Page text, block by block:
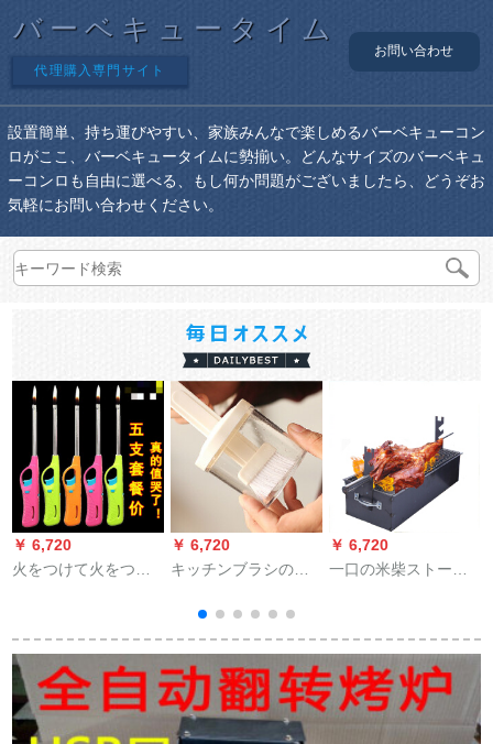
バーベキュータイム
代理購入専門サイト
お問い合わせ
設置簡単、持ち運びやすい、家族みんなで楽しめるバーベキューコン
ロがここ、バーベキュータイムに勢揃い。どんなサイズのバーベキュ
ーコンロも自由に選べる、もし何か問題がございましたら、どうぞお
気軽にお問い合わせください。
￥ 6,720
火をつけて火をつけ
にライターのろうそ
くを長くして、火を
つけます。
￥ 6,720
キッチンブラシのバ
焼餅焼き道具のソー
スを焼き、目玉焼き
の油漏れ防止用の壺
を塗る。
￥ 6,720
一口の米柴ストーブ
の腿のストーブのあ
ぶり焼きます。羊の
腿肉の串焼き焼き。
家庭用の棚と羊の足